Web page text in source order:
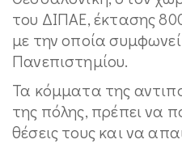
του ΔΙΠΑΕ, έκτασης
με την οποία
Πανεπιστημίου.
Τα κόμματα της
της πόλης, πρέπει να
θέσεις τους και να